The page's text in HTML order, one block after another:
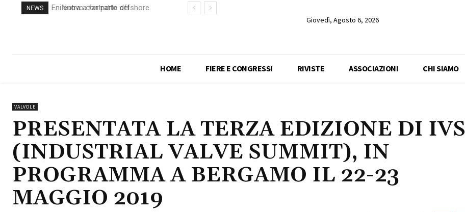
NEWS
Nuovo contratto offshore
Giovedì, Agosto 6, 2026
HOME FIERE E CONGRESSI RIVISTE ASSOCIAZIONI CHI SIAMO
VALVOLE
PRESENTATA LA TERZA EDIZIONE DI IVS
(INDUSTRIAL VALVE SUMMIT), IN
PROGRAMMA A BERGAMO IL 22-23
MAGGIO 2019